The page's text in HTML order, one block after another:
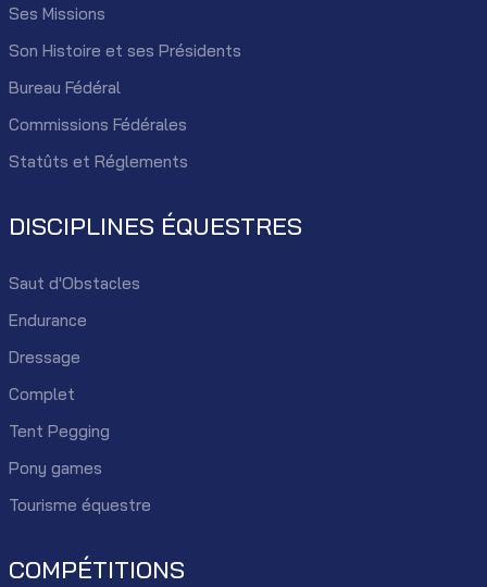
Ses Missions
Son Histoire et ses Présidents
Bureau Fédéral
Commissions Fédérales
Statûts et Réglements
DISCIPLINES ÉQUESTRES
Saut d'Obstacles
Endurance
Dressage
Complet
Tent Pegging
Pony games
Tourisme équestre
COMPÉTITIONS